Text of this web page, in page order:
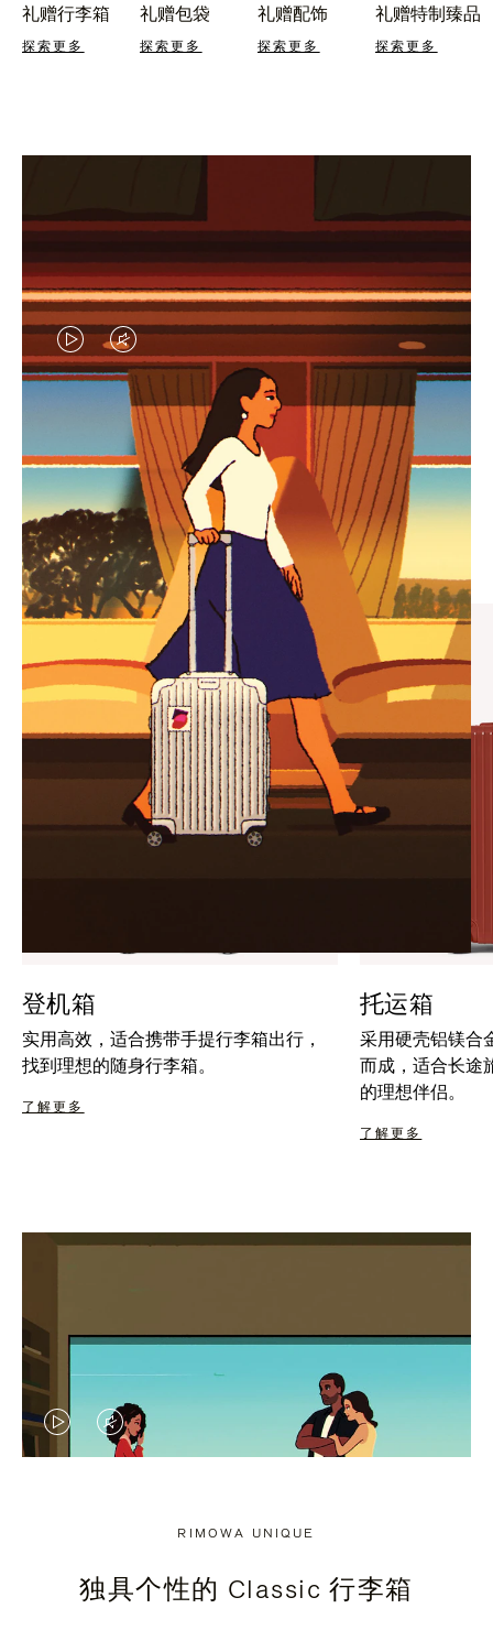
礼赠行李箱
探索更多
礼赠包袋
探索更多
礼赠配饰
探索更多
礼赠特制臻品
探索更多
视
频
暂
停，
请
按
下
暂
视
频
已
静
音，
请
点
击
按
钮
取
消
静
臻礼指南
寻觅心仪的出行伴侣，与您共
享缤纷旅程
登机箱
实用高效，适合携带手提行李箱出行，
找到理想的随身行李箱。
了解更多
托运箱
采用硬壳铝镁合
而成，适合长途
的理想伴侣。
了解更多
视
停，
视
音，
RIMOWA UNIQUE
独具个性的 Classic 行李箱